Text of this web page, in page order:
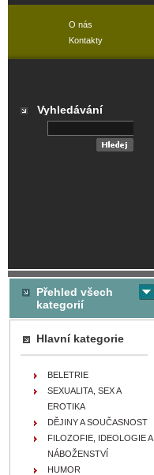
Přehled všech
kategorií
Hlavní kategorie
BELETRIE
SEXUALITA, SEX A
EROTIKA
DĚJINY A SOUČASNOST
FILOZOFIE, IDEOLOGIE A
NÁBOŽENSTVÍ
HUMOR
O nás
Kontakty
Vyhledávání